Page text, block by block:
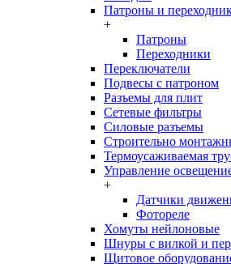
Патроны и
+
Патроны
Переходники
Переключатели
Подвесы с патроном
Разъемы для плит
Сетевые фильтры
Силовые разъемы
Строительно
Термоусаживаемая
Управление
+
Датчики
Фотореле
Хомуты нейлоновые
Шнуры с вилкой и
Щитовое